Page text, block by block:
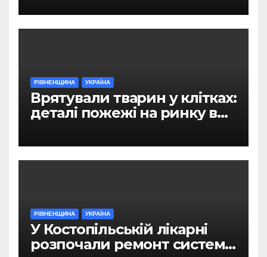
РІВНЕНЩИНА УКРАЇНА
Врятували тварин у клітках:
деталі пожежі на ринку в
РІВНЕНЩИНА УКРАЇНА
У Костопільській лікарні
розпочали ремонт системи